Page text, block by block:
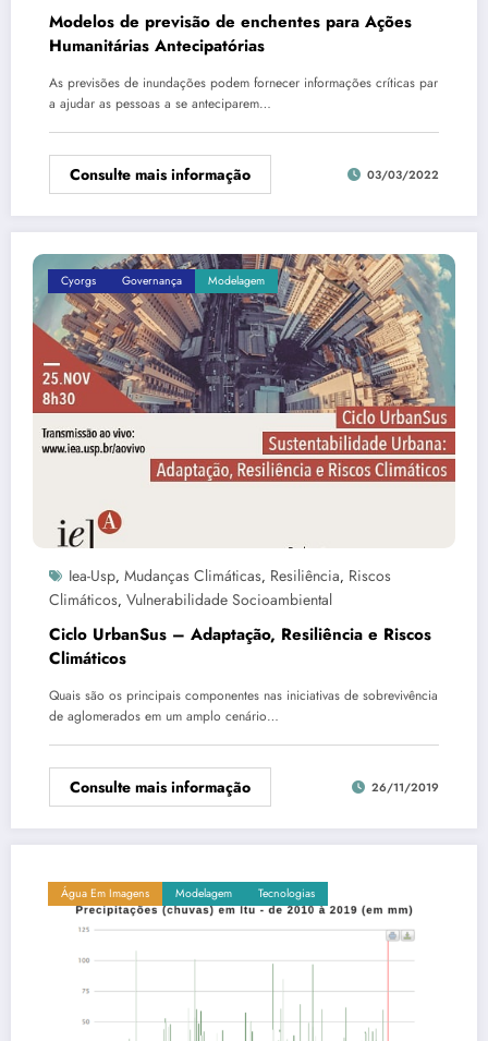
Modelos de previsão de enchentes para Ações
Humanitárias Antecipatórias
As previsões de inundações podem fornecer informações críticas par
a ajudar as pessoas a se anteciparem…
Consulte mais informação 03/03/2022
Cyorgs Governança Modelagem
Iea-Usp, Mudanças Climáticas, Resiliência, Riscos
Climáticos, Vulnerabilidade Socioambiental
Ciclo UrbanSus – Adaptação, Resiliência e Riscos
Climáticos
Quais são os principais componentes nas iniciativas de sobrevivência
de aglomerados em um amplo cenário…
Consulte mais informação 26/11/2019
Água Em Imagens Modelagem Tecnologias